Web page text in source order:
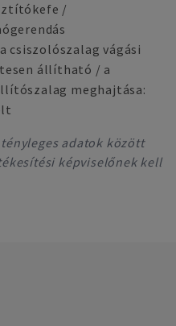
/
csiszolószalag vágási
állítható / a
meghajtása:
adatok között
képviselőnek kell